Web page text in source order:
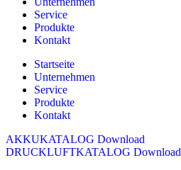
Service
Produkte
Kontakt
Startseite
Unternehmen
Service
Produkte
Kontakt
AKKUKATALOG Download
DRUCKLUFTKATALOG Download